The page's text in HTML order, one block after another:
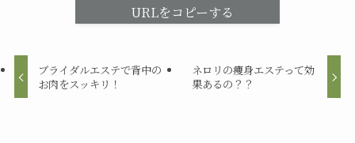
URLをコピーする
ブライダルエステで背中の
お肉をスッキリ！
ネロリの痩身エステって効
果あるの？？